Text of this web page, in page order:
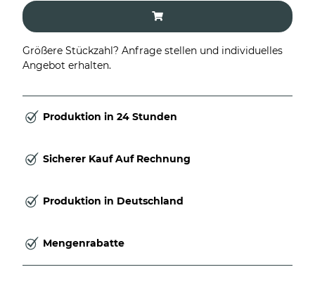
Größere Stückzahl? Anfrage stellen und individuelles
Angebot erhalten.
Produktion in 24 Stunden
Sicherer Kauf Auf Rechnung
Produktion in Deutschland
Mengenrabatte